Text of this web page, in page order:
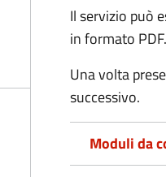
Il servizio può
in formato PDF.
Una volta
successivo.
Moduli da